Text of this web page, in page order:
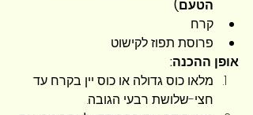
הטעם)
קרח
פרוסת תפוז לקישוט
אופן ההכנה:
מלאו כוס גדולה או כוס יין בקרח עד
חצי-שלושת רבעי הגובה.